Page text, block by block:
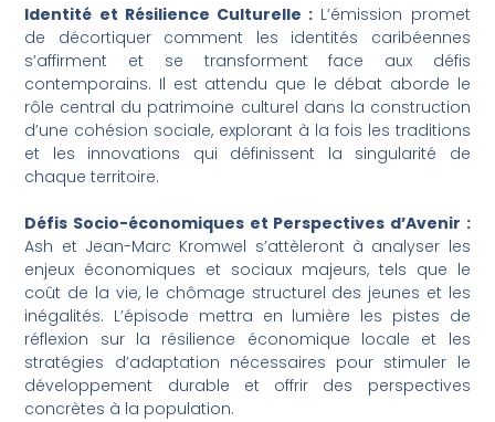
Identité et Résilience Culturelle : L’émission promet
de décortiquer comment les identités caribéennes
s’affirment et se transforment face aux défis
contemporains. Il est attendu que le débat aborde le
rôle central du patrimoine culturel dans la construction
d’une cohésion sociale, explorant à la fois les traditions
et les innovations qui définissent la singularité de
chaque territoire.
Défis Socio-économiques et Perspectives d’Avenir :
Ash et Jean-Marc Kromwel s’attèleront à analyser les
enjeux économiques et sociaux majeurs, tels que le
coût de la vie, le chômage structurel des jeunes et les
inégalités. L’épisode mettra en lumière les pistes de
réflexion sur la résilience économique locale et les
stratégies d’adaptation nécessaires pour stimuler le
développement durable et offrir des perspectives
concrètes à la population.